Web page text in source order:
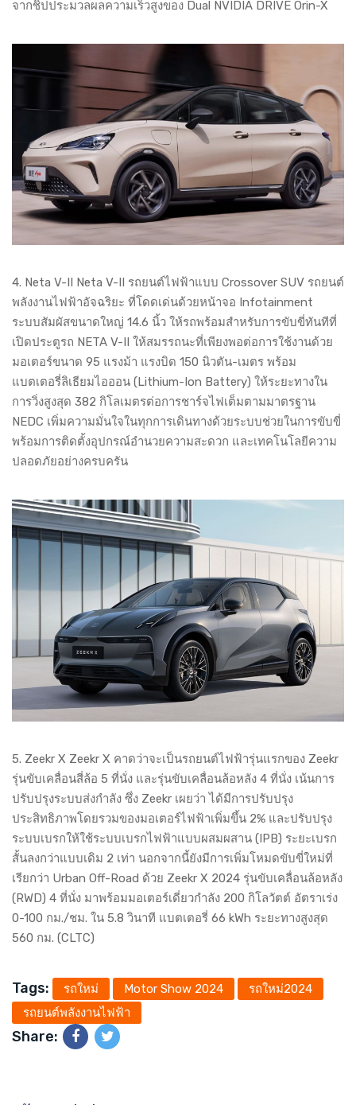
จากชิปประมวลผลความเร็วสูงของ Dual NVIDIA DRIVE Orin-X
4. Neta V-II Neta V-II รถยนต์ไฟฟ้าแบบ Crossover SUV รถยนต์
พลังงานไฟฟ้าอัจฉริยะ ที่โดดเด่นด้วยหน้าจอ Infotainment
ระบบสัมผัสขนาดใหญ่ 14.6 นิ้ว ให้รถพร้อมสำหรับการขับขี่ทันทีที่
เปิดประตูรถ NETA V-II ให้สมรรถนะที่เพียงพอต่อการใช้งานด้วย
มอเตอร์ขนาด 95 แรงม้า แรงบิด 150 นิวตัน-เมตร พร้อม
แบตเตอรี่ลิเธียมไอออน (Lithium-Ion Battery) ให้ระยะทางใน
การวิ่งสูงสุด 382 กิโลเมตรต่อการชาร์จไฟเต็มตามมาตรฐาน
NEDC เพิ่มความมั่นใจในทุกการเดินทางด้วยระบบช่วยในการขับขี่
พร้อมการติดตั้งอุปกรณ์อำนวยความสะดวก และเทคโนโลยีความ
ปลอดภัยอย่างครบครัน
5. Zeekr X Zeekr X คาดว่าจะเป็นรถยนต์ไฟฟ้ารุ่นแรกของ Zeekr
รุ่นขับเคลื่อนสี่ล้อ 5 ที่นั่ง และรุ่นขับเคลื่อนล้อหลัง 4 ที่นั่ง เน้นการ
ปรับปรุงระบบส่งกำลัง ซึ่ง Zeekr เผยว่า ได้มีการปรับปรุง
ประสิทธิภาพโดยรวมของมอเตอร์ไฟฟ้าเพิ่มขึ้น 2% และปรับปรุง
ระบบเบรกให้ใช้ระบบเบรกไฟฟ้าแบบผสมผสาน (IPB) ระยะเบรก
สั้นลงกว่าแบบเดิม 2 เท่า นอกจากนี้ยังมีการเพิ่มโหมดขับขี่ใหม่ที่
เรียกว่า Urban Off-Road ด้วย Zeekr X 2024 รุ่นขับเคลื่อนล้อหลัง
(RWD) 4 ที่นั่ง มาพร้อมมอเตอร์เดี่ยวกำลัง 200 กิโลวัตต์ อัตราเร่ง
0-100 กม./ชม. ใน 5.8 วินาที แบตเตอรี่ 66 kWh ระยะทางสูงสุด
560 กม. (CLTC)
Tags: รถใหม่ Motor Show 2024
รถใหม่2024
รถยนต์พลังงานไฟฟ้า
Share: